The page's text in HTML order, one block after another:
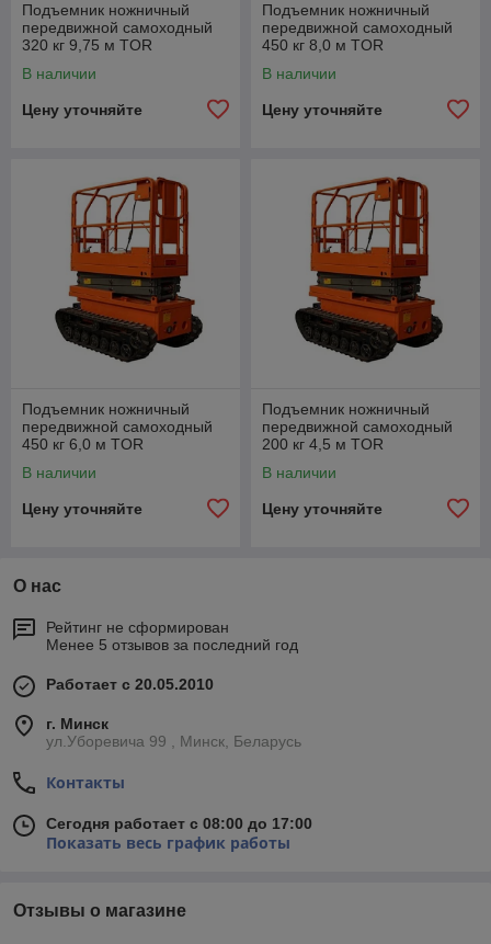
Подъемник ножничный
передвижной самоходный
320 кг 9,75 м TOR
(автономный)
В наличии
Цену уточняйте
Подъемник ножничный
передвижной самоходный
450 кг 8,0 м TOR
(автономный)
В наличии
Цену уточняйте
Подъемник ножничный
передвижной самоходный
450 кг 6,0 м TOR
(автономный)
В наличии
Цену уточняйте
Подъемник ножничный
передвижной самоходный
200 кг 4,5 м TOR
(автономный)
В наличии
Цену уточняйте
О нас
Рейтинг не сформирован
Менее 5 отзывов за последний год
Работает с 20.05.2010
г. Минск
ул.Уборевича 99 , Минск, Беларусь
Контакты
Сегодня работает с 08:00 до 17:00
Показать весь график работы
Отзывы о магазине